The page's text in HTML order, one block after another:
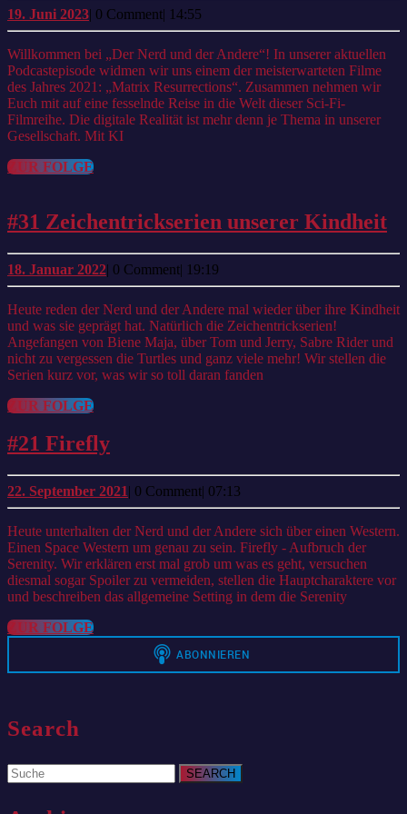
Resurrections
19. Juni 202319.
Juni
2023
| 0 Comment| 14:55
Willkommen bei „Der Nerd und der Andere“! In unserer aktuellen
Podcastepisode widmen wir uns einem der meisterwarteten Filme
des Jahres 2021: „Matrix Resurrections“. Zusammen nehmen wir
Euch mit auf eine fesselnde Reise in die Welt dieser Sci-Fi-
Filmreihe. Die digitale Realität ist mehr denn je Thema in unserer
Gesellschaft. Mit KI
ZUR FOLGEZUR
#31 Zeichentrickserien unserer Kindheit
18. Januar 202218.
Januar
2022
| 0 Comment| 19:19
Heute reden der Nerd und der Andere mal wieder über ihre Kindheit
und was sie geprägt hat. Natürlich die Zeichentrickserien!
Angefangen von Biene Maja, über Tom und Jerry, Sabre Rider und
nicht zu vergessen die Turtles und ganz viele mehr! Wir stellen die
Serien kurz vor, was wir so toll daran fanden
ZUR FOLGEZUR
#21 Firefly#21
22. September 202122.
September
2021
| 0 Comment| 07:13
Heute unterhalten der Nerd und der Andere sich über einen Western.
Einen Space Western um genau zu sein. Firefly - Aufbruch der
Serenity. Wir erklären erst mal grob um was es geht, versuchen
diesmal sogar Spoiler zu vermeiden, stellen die Hauptcharaktere vor
und beschreiben das allgemeine Setting in dem die Serenity
ZUR FOLGEZUR
FOLGE
Search
Search
for: